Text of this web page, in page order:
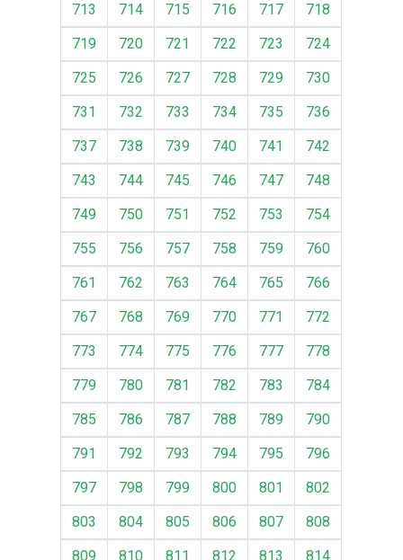
713
714 715 716 717
718
719
720 721 722 723
724
725
726 727 728 729
730
731
732 733 734 735
736
737
738 739 740 741
742
743
744 745 746 747
748
749
750 751 752 753
754
755
756 757 758 759
760
761
762 763 764 765
766
767
768 769 770 771
772
773
774 775 776 777
778
779
780 781 782 783
784
785
786 787 788 789
790
791
792 793 794 795
796
797
798 799 800 801
802
803
804 805 806 807
808
809
810 811 812 813 814